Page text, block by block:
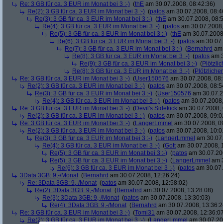
Re: 3 GB für ca. 3 EUR im Monat bei 3 :-) (thE am 30.07.2008, 08:42:36)
Re(2): 3 GB für ca. 3 EUR im Monat bei 3 :-) (patos am 30.07.2008,
Re(3): 3 GB für ca. 3 EUR im Monat bei 3 :-) (thE am 30.07.2008,
Re(4): 3 GB für ca. 3 EUR im Monat bei 3 :-) (patos am
Re(5): 3 GB für ca. 3 EUR im Monat bei 3 :-) (thE am
Re(6): 3 GB für ca. 3 EUR im Monat bei 3 :-) (patos am
Re(7): 3 GB für ca. 3 EUR im Monat bei 3 :-) (Bernahrd
Re(8): 3 GB für ca. 3 EUR im Monat bei 3 :-) (patos am
Re(9): 3 GB für ca. 3 EUR im Monat bei 3 :-) (
Re(8): 3 GB für ca. 3 EUR im Monat bei 3 :-) (
Re: 3 GB für ca. 3 EUR im Monat bei 3 :-) (User150576 am 30.07.2008,
Re(2): 3 GB für ca. 3 EUR im Monat bei 3 :-) (patos am 30.07.2008,
Re(3): 3 GB für ca. 3 EUR im Monat bei 3 :-) (User150576 am
Re(4): 3 GB für ca. 3 EUR im Monat bei 3 :-) (patos am
Re: 3 GB für ca. 3 EUR im Monat bei 3 :-) (Devil's Sidekick am 30.07.2008,
Re(2): 3 GB für ca. 3 EUR im Monat bei 3 :-) (patos am 30.07.2008,
Re: 3 GB für ca. 3 EUR im Monat bei 3 :-) (LangerLmmel am 30.07.2008,
Re(2): 3 GB für ca. 3 EUR im Monat bei 3 :-) (patos am 30.07.2008,
Re(3): 3 GB für ca. 3 EUR im Monat bei 3 :-) (LangerLmmel am
Re(4): 3 GB für ca. 3 EUR im Monat bei 3 :-) (Gott am 30.07.2008,
Re(5): 3 GB für ca. 3 EUR im Monat bei 3 :-) (patos am
Re(5): 3 GB für ca. 3 EUR im Monat bei 3 :-) (LangerLmmel am
Re(6): 3 GB für ca. 3 EUR im Monat bei 3 :-) (patos am
3Data 3GB: 9,-/Monat (Bernahrd am 30.07.2008, 12:26:24)
Re: 3Data 3GB: 9,-/Monat (patos am 30.07.2008, 12:58:02)
Re(2): 3Data 3GB: 9,-/Monat (Bernahrd am 30.07.2008, 13:28:08)
Re(3): 3Data 3GB: 9,-/Monat (patos am 30.07.2008, 13:30:03)
Re(4): 3Data 3GB: 9,-/Monat (Bernahrd am 30.07.2008,
Re: 3 GB für ca. 3 EUR im Monat bei 3 :-) (Tomi31 am 30.07.2008,
Re(2): 3 GB für ca. 3 EUR im Monat bei 3 :-)(LangerLmmelam